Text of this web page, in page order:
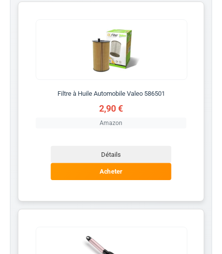
Filtre à Huile Automobile Valeo 586501
2,90 €
Amazon
Détails
Acheter